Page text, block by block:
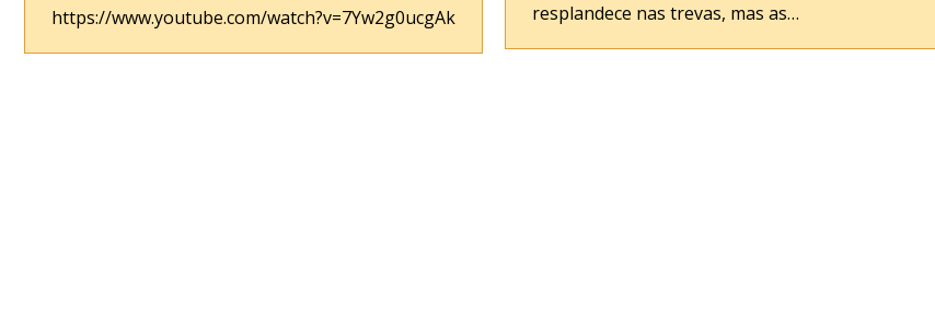
resplandece nas trevas, mas as…
https://www.youtube.com/watch?v=7Yw2g0ucgAk